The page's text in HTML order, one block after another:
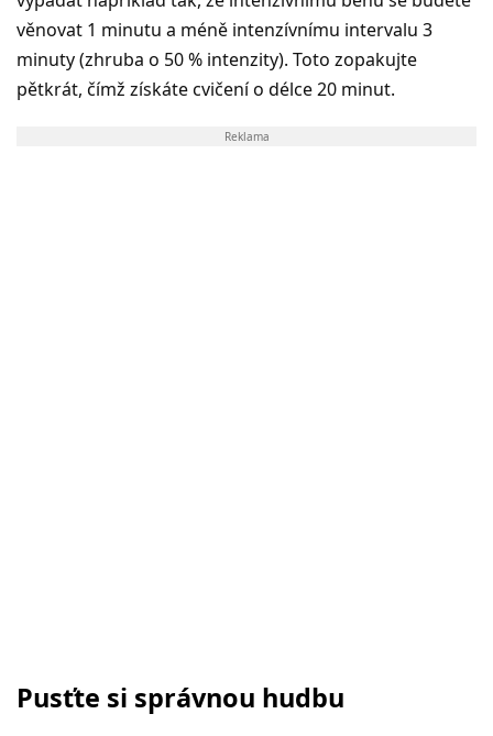
věnovat 1 minutu a méně intenzívnímu intervalu 3
minuty (zhruba o 50 % intenzity). Toto zopakujte
pětkrát, čímž získáte cvičení o délce 20 minut.
Reklama
Pusťte si správnou hudbu